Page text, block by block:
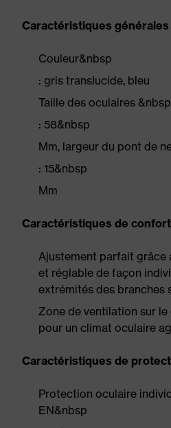
Caractéristiques générales
Couleur&nbsp
: gris translucide, bleu
Taille des oculaires &nbsp
: 58&nbsp
Mm, largeur du pont de
: 15&nbsp
Mm
Caractéristiques de confort
Ajustement parfait grâce
et réglable de façon
extrémités des branches
Zone de ventilation sur
pour un climat oculaire
Caractéristiques de
Protection oculaire
EN&nbsp